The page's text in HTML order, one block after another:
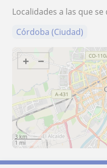
Localidades a las que
Córdoba (Ciudad)
+ −
3 km
1 mi